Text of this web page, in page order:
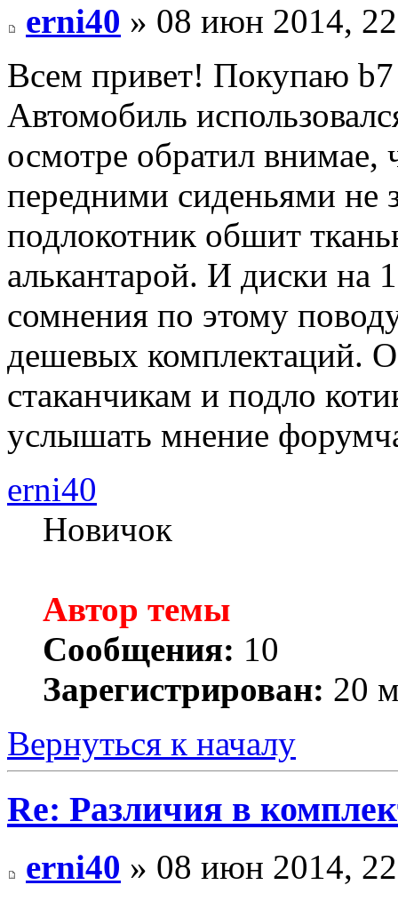
erni40 » 08 июн 2014,
Всем привет! Покупаю b7
Автомобиль
осмотре обратил внимае,
передними сиденьями не
подлокотник обшит
алькантарой. И диски на
сомнения по этому
дешевых комплектаций.
стаканчикам и подло
услышать мнение
erni40
Новичок
Автор темы
Сообщения: 10
Зарегистрирован: 20
Вернуться к началу
Re: Различия в
erni40 » 08 июн 2014,